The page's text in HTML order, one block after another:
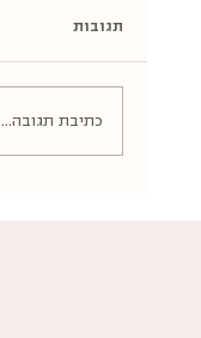
תגובות
כתיבת תגובה...